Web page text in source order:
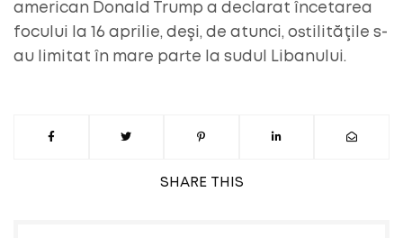
SHARE THIS
american Donald Trump a declarat încetarea
focului la 16 aprilie, deşi, de atunci, ostilităţile s-
au limitat în mare parte la sudul Libanului.